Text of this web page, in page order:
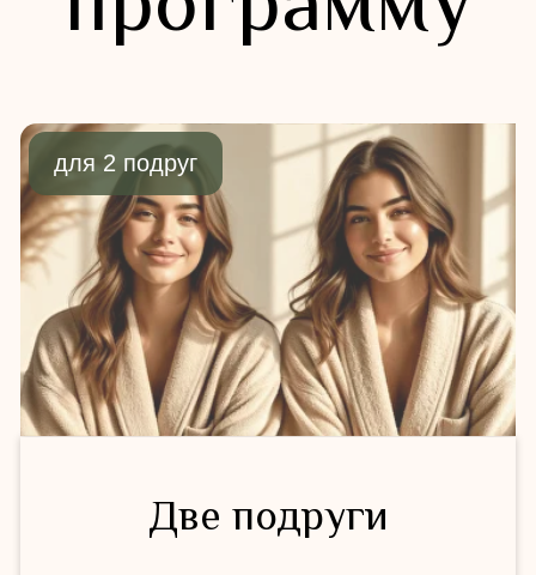
Процедуры:
массаж лица + кремовая маска
для каждой
12 900 ₽
Записаться вдвоем
для мамы и дочки